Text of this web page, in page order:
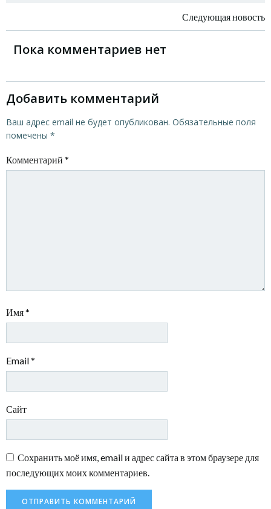
Навигация
по
записям
Следующая новость
Пока комментариев нет
Добавить комментарий
Ваш адрес email не будет опубликован. Обязательные поля
помечены *
Комментарий *
Имя*
Email*
Сайт
Сохранить моё имя, email и адрес сайта в этом браузере для
последующих моих комментариев.